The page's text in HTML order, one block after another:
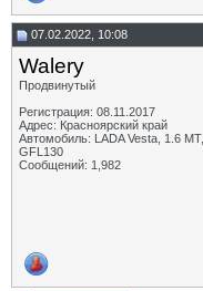
07.02.2022, 10:08
Walery
Продвинутый
Регистрация: 08.11.2017
Адрес: Красноярский край
Автомобиль: LADA Vesta, 1.6 МТ,
GFL130
Сообщений: 1,982